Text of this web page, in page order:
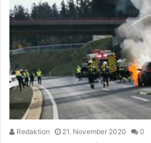
Redaktion 21. November 2020 0